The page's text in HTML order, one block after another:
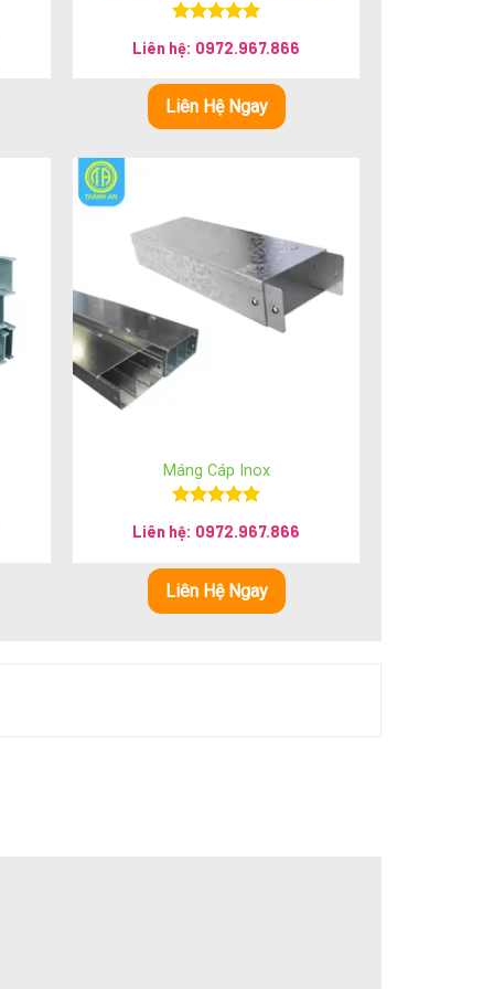
hạng5.00
Liên hệ: 0972.967.866
Liên Hệ Ngay
Máng Cáp Inox
hạng5.00
Liên hệ: 0972.967.866
Liên Hệ Ngay